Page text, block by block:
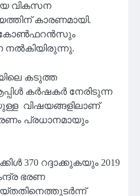
വികസന
കാരണമായി.
കോൺഫറൻസും
കടുത്ത
കർഷകർ നേരിടുന്ന
വിഷയങ്ങളിലാണ്
പ്രധാനമായും
370 റദ്ദാക്കുകയും 2019
ഭരണ